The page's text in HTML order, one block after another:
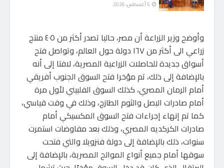
وأوضح وزير الزراعة أن مصر، حاليا تصدر أكثر من ٤٠٥ منتج
زراعي الى أكثر من ١٦٧ دولة حول العالم، وتواصل فتح
أسواق جديدة للحاصلات الزراعية المصرية، لافتا إلى أنه
بالإضافة إلى ذلك، تم مؤخرا فتح السوق الجنوب أفريقي
أمام الرمان المصري، كذلك السوق الفلبيني لأول مرة
أمام صادرات البصل والثوم الطازج، وذلك في وقت قياسي،
كما تم إنهاء إجراءات فتح السوق المكسيكي أمام
صادرات الكركديه المصري، وذلك بعد مفاوضات استمرت
سنوات، ذلك بالإضافة إلى دولة فنزويلا والتي فتحت
سوقها أمام جميع أنواع الموالح المصرية، بالإضافة إلى